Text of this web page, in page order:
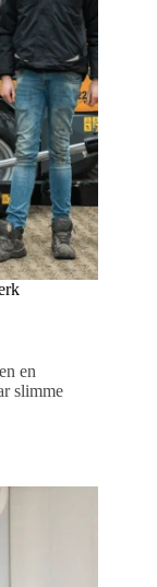
en
slimme